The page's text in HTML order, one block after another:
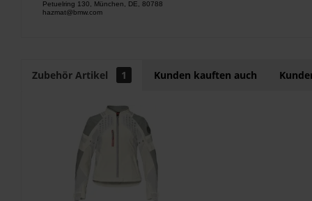
Petuelring 130, München, DE, 80788
hazmat@bmw.com
Zubehör Artikel 1 Kunden kauften auch